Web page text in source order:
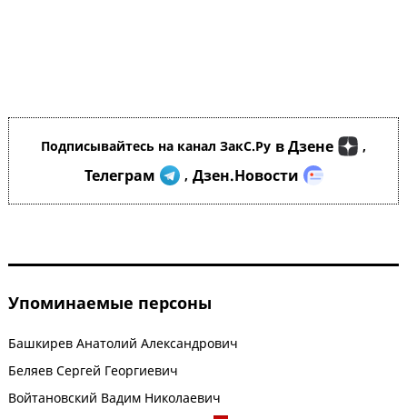
Подписывайтесь на канал ЗакС.Ру в Дзене ,
Телеграм , Дзен.Новости
Упоминаемые персоны
Башкирев Анатолий Александрович
Беляев Сергей Георгиевич
Войтановский Вадим Николаевич